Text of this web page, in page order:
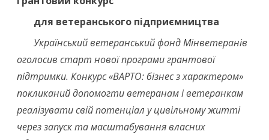
для ветеранського підприємництва
Український ветеранський фонд Мінветеранів
оголосив старт нової програми грантової
підтримки. Конкурс «ВАРТО: бізнес з характером»
покликаний допомогти ветеранам і ветеранкам
реалізувати свій потенціал у цивільному житті
через запуск та масштабування власних